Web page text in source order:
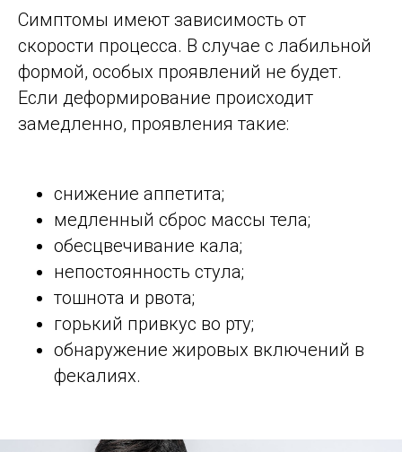
Симптомы имеют зависимость от
скорости процесса. В случае с лабильной
формой, особых проявлений не будет.
Если деформирование происходит
замедленно, проявления такие:
снижение аппетита;
медленный сброс массы тела;
обесцвечивание кала;
непостоянность стула;
тошнота и рвота;
горький привкус во рту;
обнаружение жировых включений в
фекалиях.